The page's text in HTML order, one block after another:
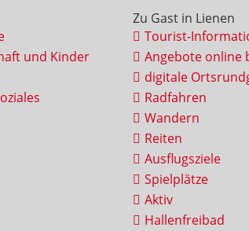
und Kinder
Zu Gast in Lienen
Tourist-
Angebote online
digitale
Radfahren
Wandern
Reiten
Ausflugsziele
Spielplätze
Aktiv
Hallenfreibad